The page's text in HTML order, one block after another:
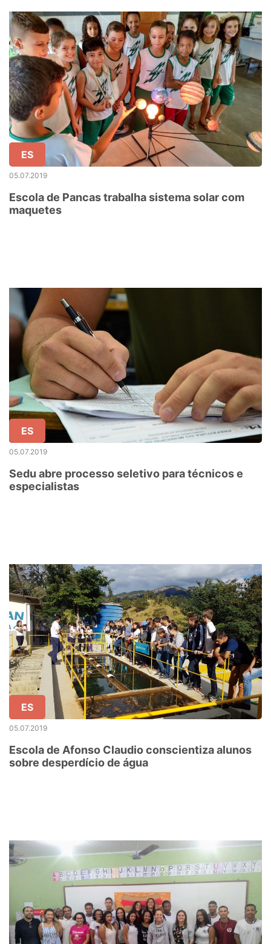
ES
05.07.2019
Escola de Pancas trabalha sistema solar com
maquetes
ES
05.07.2019
Sedu abre processo seletivo para técnicos e
especialistas
ES
05.07.2019
Escola de Afonso Claudio conscientiza alunos
sobre desperdício de água